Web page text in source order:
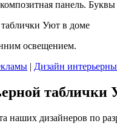
панель. Буквы
освещением.
| Дизайн
таблички
наших дизайнеров по